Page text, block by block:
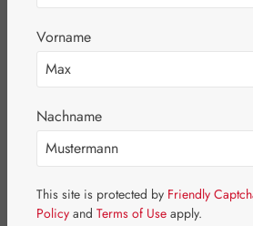
Bildergalerie überspringen
Vorname
Nachname
This site is protected by Friendly
Policy and Terms of Use apply.